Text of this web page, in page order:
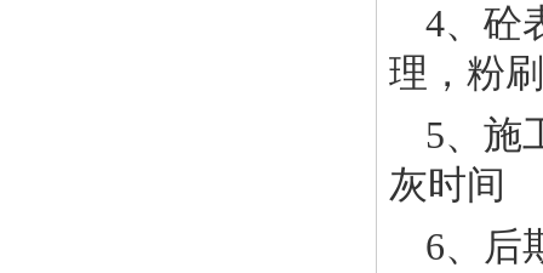
4、砼
理，粉
5、施
灰时间
6、后